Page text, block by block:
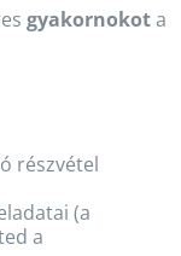
gyakornokota
részvétel
(a
a